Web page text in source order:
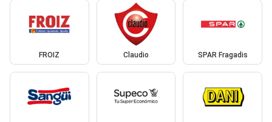
FROIZ Claudio SPAR Fragadis